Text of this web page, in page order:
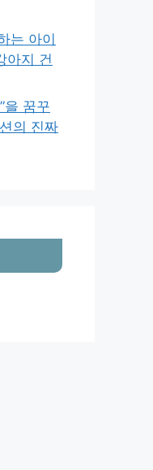
는 아이
아지 건
을 꿈꾸
의 진짜